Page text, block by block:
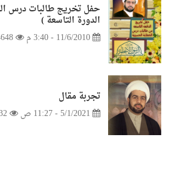
حفل تخريج طالبات درس
الدورة التاسعة )
11/6/2010 - 3:40 م
4648
تجربة مقال
2832